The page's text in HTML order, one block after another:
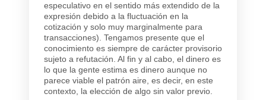
especulativo en el sentido más extendido de la
expresión debido a la fluctuación en la
cotización y solo muy marginalmente para
transacciones). Tengamos presente que el
conocimiento es siempre de carácter provisorio
sujeto a refutación. Al fin y al cabo, el dinero es
lo que la gente estima es dinero aunque no
parece viable el patrón aire, es decir, en este
contexto, la elección de algo sin valor previo.